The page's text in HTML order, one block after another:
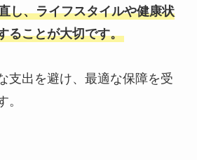
し、ライフスタイルや健康状
ることが大切です。
支出を避け、最適な保障を受
。